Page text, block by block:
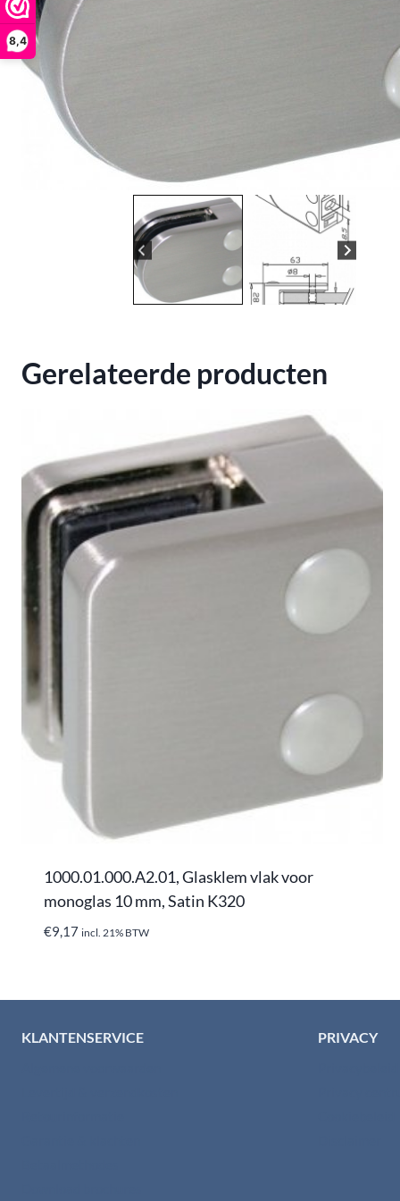
8,4
Gerelateerde producten
1000.01.000.A2.01, Glasklem vlak voor
monoglas 10 mm, Satin K320
€9,17 incl. 21% BTW
KLANTENSERVICE PRIVACY